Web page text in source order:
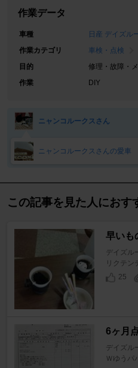
作業データ
車種
日産 デイズル
作業カテゴリ
車検・点検
目的
修理・故障・
作業
DIY
ニャンコルークスさん
ニャンコルークスさんの愛車
この記事を見た人におす
早いも
デイズル
リクテン
25
6ヶ月
デイズル
Ｗゆうパ